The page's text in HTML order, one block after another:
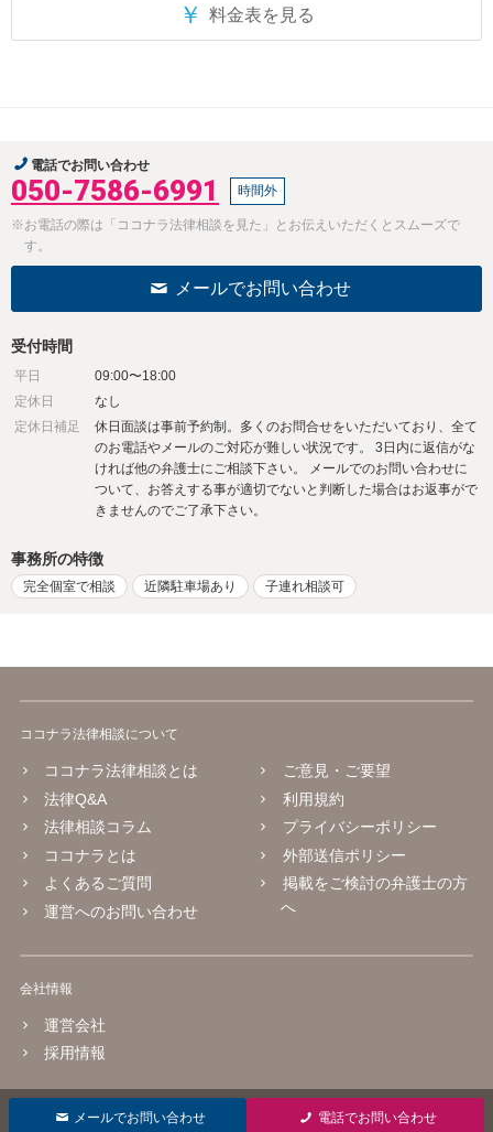
￥ 料金表を見る
電話でお問い合わせ
050-7586-6991 時間外
※お電話の際は「ココナラ法律相談を見た」とお伝えいただくとスムーズで
す。
メールでお問い合わせ
受付時間
平日
09:00〜18:00
定休日
なし
定休日補足
休日面談は事前予約制。多くのお問合せをいただいており、全て
のお電話やメールのご対応が難しい状況です。 3日内に返信がな
ければ他の弁護士にご相談下さい。 メールでのお問い合わせに
ついて、お答えする事が適切でないと判断した場合はお返事がで
きませんのでご了承下さい。
事務所の特徴
完全個室で相談 近隣駐車場あり 子連れ相談可
メールでお問い合わせ 電話でお問い合わせ
ココナラ法律相談について
ココナラ法律相談とは
法律Q&A
法律相談コラム
ココナラとは
よくあるご質問
運営へのお問い合わせ
ご意見・ご要望
利用規約
プライバシーポリシー
外部送信ポリシー
掲載をご検討の弁護士の方
へ
会社情報
運営会社
採用情報